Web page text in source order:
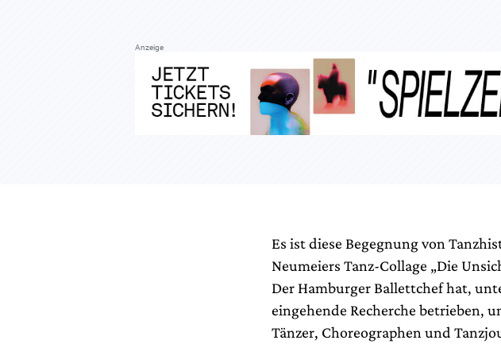
Anzeige
Es ist diese Begegnung von
Neumeiers Tanz-Collage „Die
Der Hamburger Ballettchef hat,
eingehende Recherche betrieben,
Tänzer, Choreographen und